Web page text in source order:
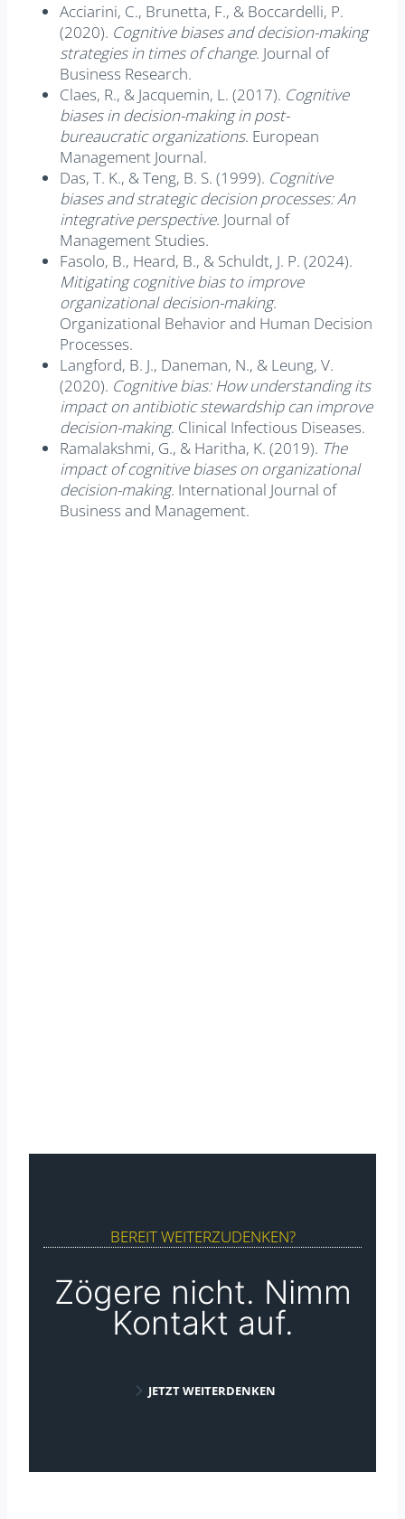
Acciarini, C., Brunetta, F., & Boccardelli, P.
(2020). Cognitive biases and decision-making
strategies in times of change. Journal of
Business Research.
Claes, R., & Jacquemin, L. (2017). Cognitive
biases in decision-making in post-
bureaucratic organizations. European
Management Journal.
Das, T. K., & Teng, B. S. (1999). Cognitive
biases and strategic decision processes: An
integrative perspective. Journal of
Management Studies.
Fasolo, B., Heard, B., & Schuldt, J. P. (2024).
Mitigating cognitive bias to improve
organizational decision-making.
Organizational Behavior and Human Decision
Processes.
Langford, B. J., Daneman, N., & Leung, V.
(2020). Cognitive bias: How understanding its
impact on antibiotic stewardship can improve
decision-making. Clinical Infectious Diseases.
Ramalakshmi, G., & Haritha, K. (2019). The
impact of cognitive biases on organizational
decision-making. International Journal of
Business and Management.
BEREIT WEITERZUDENKEN?
Zögere nicht. Nimm
Kontakt auf.
JETZT WEITERDENKEN